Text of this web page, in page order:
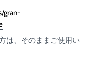
gran-
は、そのままご使用い